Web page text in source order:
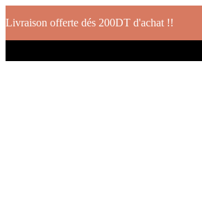
Livraison offerte dés 200DT d'achat !!